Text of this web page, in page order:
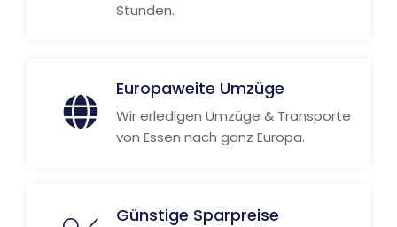
Stunden.
Europaweite Umzüge
Wir erledigen Umzüge & Transporte
von Essen nach ganz Europa.
Günstige Sparpreise